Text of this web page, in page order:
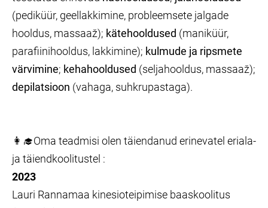
(pediküür, geellakkimine, probleemsete jalgade
hooldus, massaaž); kätehooldused (maniküür,
parafiinihooldus, lakkimine); kulmude ja ripsmete
värvimine; kehahooldused (seljahooldus, massaaž);
depilatsioon (vahaga, suhkrupastaga).
👩‍🎓Oma teadmisi olen täiendanud erinevatel eriala-
ja täiendkoolitustel :
2023
Lauri Rannamaa kinesioteipimise baaskoolitus